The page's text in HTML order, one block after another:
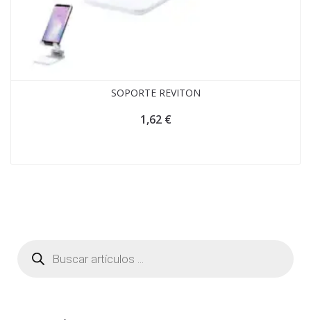
SOPORTE REVITON
1,62 €